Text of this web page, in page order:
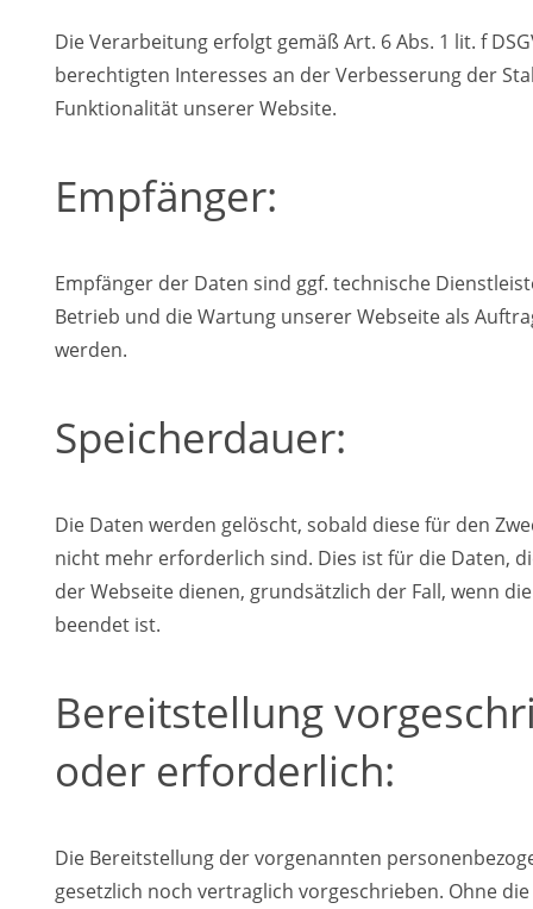
Die Verarbeitung erfolgt gemäß Art. 6 Abs. 1 lit. f
berechtigten Interesses an der Verbesserung der
Funktionalität unserer Website.
Empfänger:
Empfänger der Daten sind ggf. technische
Betrieb und die Wartung unserer Webseite als
werden.
Speicherdauer:
Die Daten werden gelöscht, sobald diese für den
nicht mehr erforderlich sind. Dies ist für die Daten,
der Webseite dienen, grundsätzlich der Fall, wenn
beendet ist.
Bereitstellung
oder erforderlich:
Die Bereitstellung der vorgenannten
gesetzlich noch vertraglich vorgeschrieben. Ohne